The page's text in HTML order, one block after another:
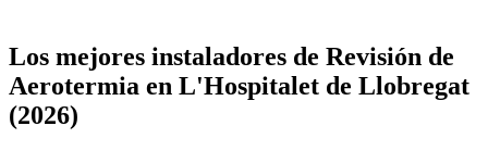
+
−
Los mejores instaladores de Revisión de
Aerotermia en L'Hospitalet de Llobregat
(2026)